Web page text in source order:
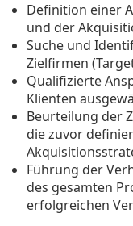
Definition einer
und der
Suche und
Zielfirmen
Qualifizierte
Klienten
Beurteilung der
die zuvor
Führung der
des gesamten
erfolgreichen